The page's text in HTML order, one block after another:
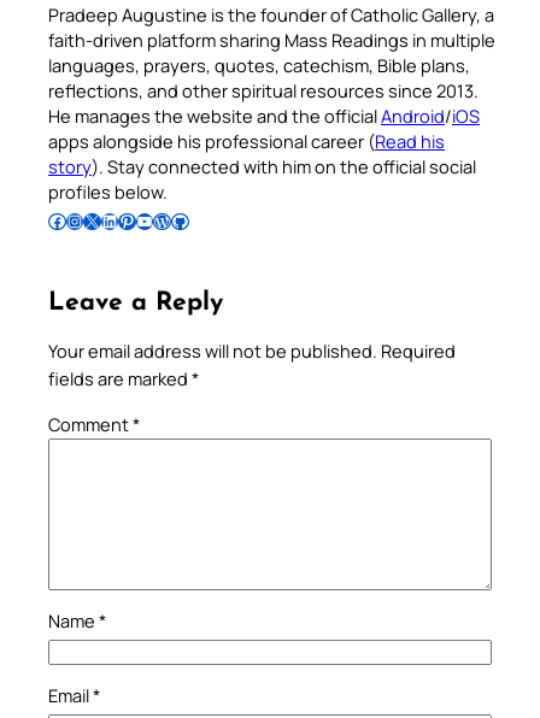
Pradeep Augustine is the founder of Catholic Gallery, a
faith-driven platform sharing Mass Readings in multiple
languages, prayers, quotes, catechism, Bible plans,
reflections, and other spiritual resources since 2013.
He manages the website and the officialAndroid/iOS
apps alongside his professional career (Read his
story). Stay connected with him on the official social
profiles below.
Follow Pradeep on Facebook Follow Pradeep on InstagramFollow Pradeep on X Follow Pradeep on LinkedIn Follow Pradeep on Pinterest Subscribe to Pradeep’s Youtube Channel Follow Pradeep on WordPress Follow Pradeep on GitHub
Leave a Reply
Your email address will not be published. Required
fields are marked *
Comment*
Name *
Email*